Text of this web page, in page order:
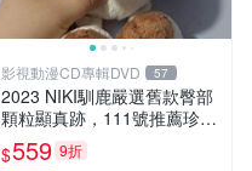
影視動漫CD專輯DVD 57
2023 NIKI馴鹿嚴選舊款臀部
顆粒顯真跡，111號推薦珍藏
品 馴鹿 舊款 尾巴顆粒
$559 9折